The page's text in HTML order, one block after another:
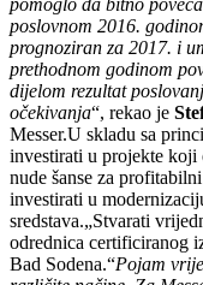
pomoglo da bitno
poslovnom 2016.
prognoziran za 2017. i
prethodnom godinom
dijelom rezultat
očekivanja“, rekao je
Messer.U skladu sa
investirati u projekte koji
nude šanse za
investirati u
sredstava.„Stvarati
odrednica certificiranog
Bad Sodena.“Pojam